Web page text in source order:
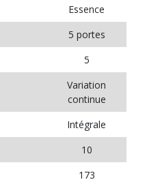
Essence
5 portes
5
Variation
continue
Intégrale
10
173